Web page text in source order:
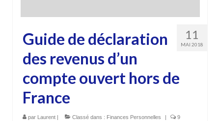
11
MAI 2018
Guide de déclaration
des revenus d’un
compte ouvert hors de
France
par Laurent Classé dans : Finances Personnelles 9